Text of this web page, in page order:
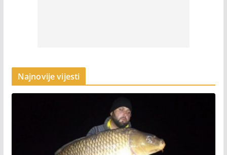
Najnovije vijesti